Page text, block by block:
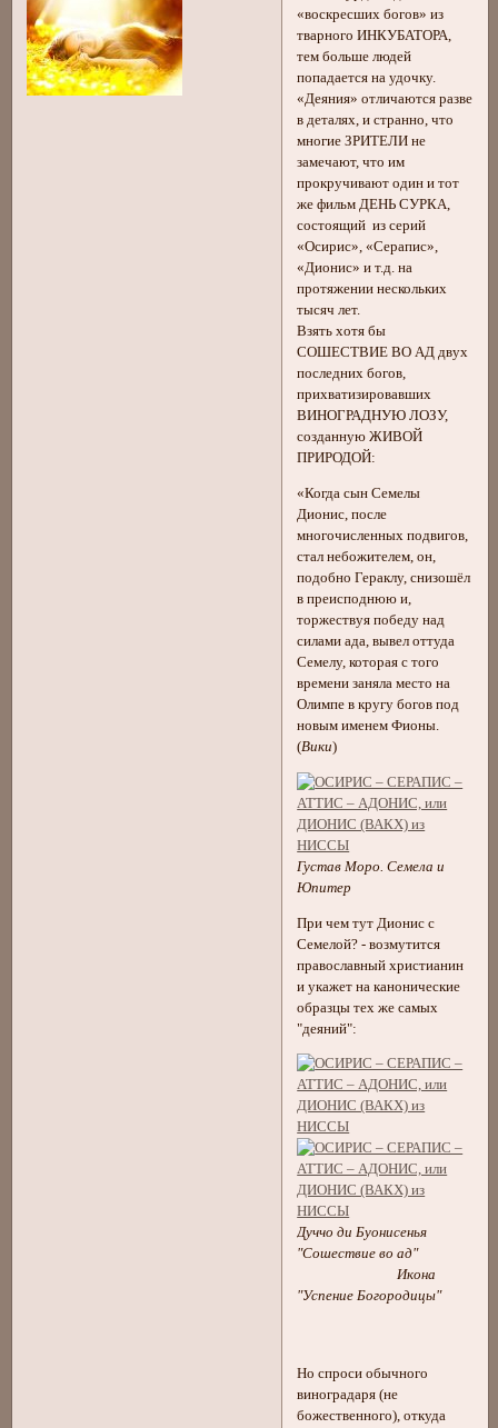
«воскресших богов» из
тварного ИНКУБАТОРА,
тем больше людей
попадается на удочку.
«Деяния» отличаются разве
в деталях, и странно, что
многие ЗРИТЕЛИ не
замечают, что им
прокручивают один и тот
же фильм ДЕНЬ СУРКА,
состоящий из серий
«Осирис», «Серапис»,
«Дионис» и т.д. на
протяжении нескольких
тысяч лет.
Взять хотя бы
СОШЕСТВИЕ ВО АД двух
последних богов,
прихватизировавших
ВИНОГРАДНУЮ ЛОЗУ,
созданную ЖИВОЙ
ПРИРОДОЙ:
«Когда сын Семелы
Дионис, после
многочисленных подвигов,
стал небожителем, он,
подобно Гераклу, снизошёл
в преисподнюю и,
торжествуя победу над
силами ада, вывел оттуда
Семелу, которая с того
времени заняла место на
Олимпе в кругу богов под
новым именем Фионы.
(Вики)
Густав Моро. Семела и
Юпитер
При чем тут Дионис с
Семелой? - возмутится
православный христианин
и укажет на канонические
образцы тех же самых
"деяний":
Дуччо ди Буонисенья
"Сошествие во ад"
Икона
"Успение Богородицы"
Но спроси обычного
виноградаря (не
божественного), откуда